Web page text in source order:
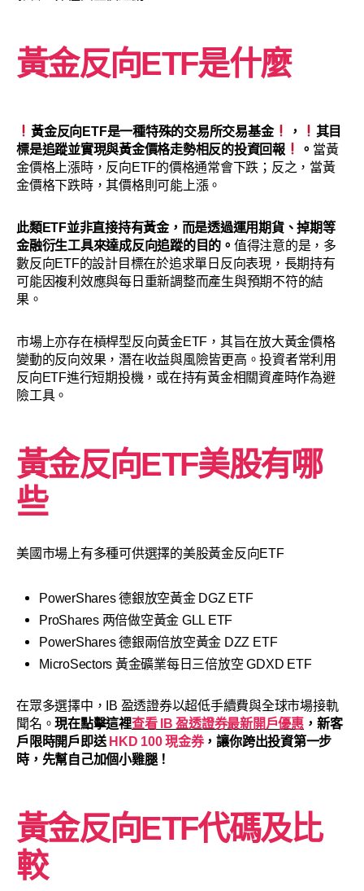
黃金反向ETF是什麼
黃金反向ETF是一種特殊的交易所交易基金 ，
其目
標是追蹤並實現與黃金價格走勢相反的投資回報
。 當黃
金價格上漲時，反向ETF的價格通常會下跌；反之，當黃
金價格下跌時，其價格則可能上漲。
此類ETF並非直接持有黃金，而是透過運用期貨、掉期等
金融衍生工具來達成反向追蹤的目的。 值得注意的是，多
數反向ETF的設計目標在於追求單日反向表現，長期持有
可能因複利效應與每日重新調整而產生與預期不符的結
果。
市場上亦存在槓桿型反向黃金ETF，其旨在放大黃金價格
變動的反向效果，潛在收益與風險皆更高。投資者常利用
反向ETF進行短期投機，或在持有黃金相關資產時作為避
險工具。
黃金反向ETF美股有哪
些
美國市場上有多種可供選擇的美股黃金反向ETF
PowerShares 德銀放空黃金 DGZ ETF
ProShares 两倍做空黃金 GLL ETF
PowerShares 德銀兩倍放空黃金 DZZ ETF
MicroSectors 黃金礦業每日三倍放空 GDXD ETF
在眾多選擇中，IB 盈透證券以超低手續費與全球市場接軌
聞名。現在點擊這裡查看 IB 盈透證券最新開戶優惠 ，新客
戶限時開戶即送 HKD 100 現金券，讓你跨出投資第一步
時，先幫自己加個小雞腿！
黃金反向ETF代碼及比
較